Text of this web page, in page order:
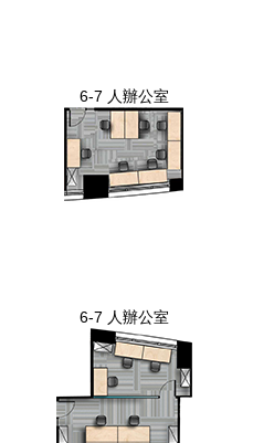
6-7 人辦公室
6-7 人辦公室